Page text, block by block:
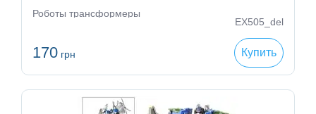
Роботы трансформеры
EX505_del
170 грн Купить